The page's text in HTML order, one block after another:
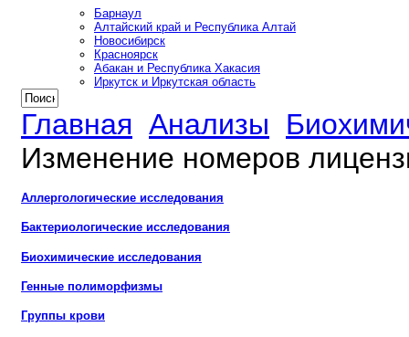
Барнаул
Алтайский край и Республика Алтай
Новосибирск
Красноярск
Абакан и Республика Хакасия
Иркутск и Иркутская область
Главная Анализы
Изменение номеров
Аллергологические исследования
Бактериологические исследования
Биохимические исследования
Генные полиморфизмы
Группы крови